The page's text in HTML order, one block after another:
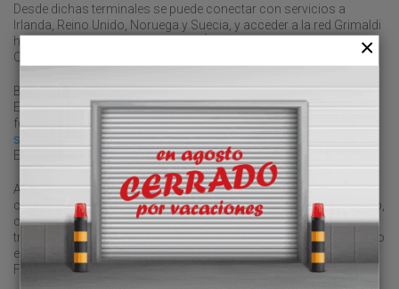
Desde dichas terminales se puede conectar con servicios a
Irlanda, Reino Unido, Noruega y Suecia, y acceder a la red Grimaldi
hacia América del Norte y del Sur, África Occidental y Extremo
Oriente.
Blasco Majorana, responsable de las líneas del Mar del Norte y
España en Finnlines, señaló que “la nueva conexión con Gdynia
forma parte de nuestro procesocontinuo de desarrollo de
servicios
, operaciones más inteligentes y logística fiable en toda
Europa”.
Además, el directivo de la naviera aseguró que esta ruta, realizada
con tres buques híbridos de última generación de la clase Finneco,
constituye “una alternativa intermodal rentable y práctica frente al
transporte por carretera para las mercancías con origen o destino
en Polonia hacia o desde Bélgica, Francia, Reino Unido, España y
Finlandia”.